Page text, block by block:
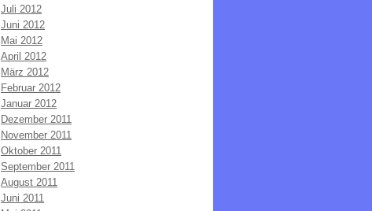
Juli 2012
Juni 2012
Mai 2012
April 2012
März 2012
Februar 2012
Januar 2012
Dezember 2011
November 2011
Oktober 2011
September 2011
August 2011
Juni 2011